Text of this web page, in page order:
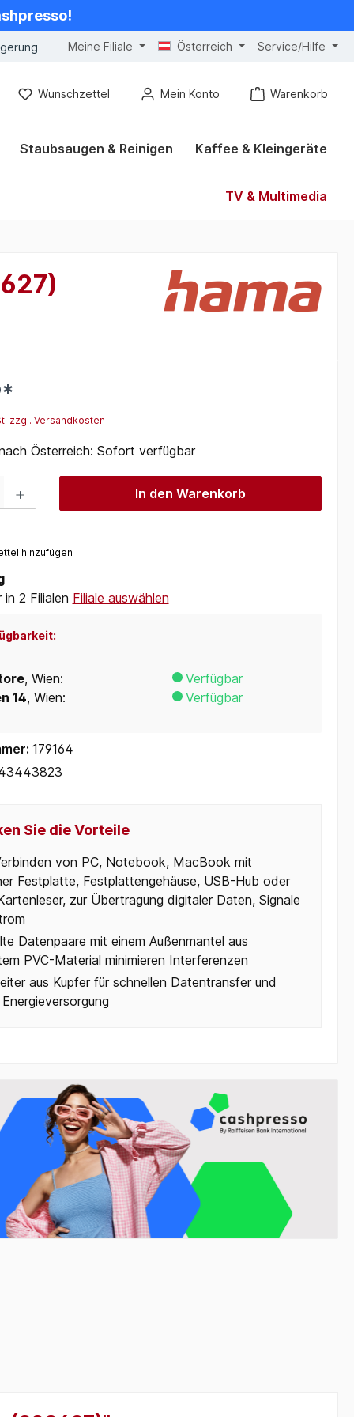
Meine Filiale Österreich Service/Hilfe
Wunschzettel Mein Konto Warenkorb
Staubsaugen & Reinigen Kaffee & Kleingeräte
TV & Multimedia
zzgl. Versandkosten
Österreich: Sofort verfügbar
In den Warenkorb
hinzufügen
in 2 Filialen Filiale auswählen
, Wien:
Verfügbar
14, Wien: Verfügbar
179164
Sie die Vorteile
von PC, Notebook, MacBook mit
Festplatte, Festplattengehäuse, USB-Hub oder
zur Übertragung digitaler Daten, Signale
Datenpaare mit einem Außenmantel aus
PVC-Material minimieren Interferenzen
aus Kupfer für schnellen Datentransfer und